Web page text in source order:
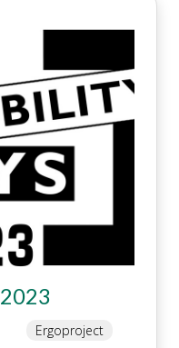
Ergoproject